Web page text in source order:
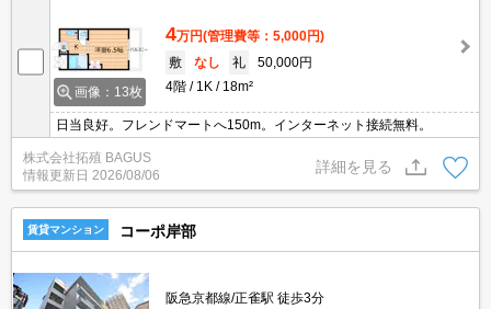
画像：13枚
4万円(管理費等：5,000円)
敷
なし 礼
50,000円
4階
1K 18m²
日当良好。フレンドマートへ150m。インターネット接続無料。
株式会社拓殖 BAGUS
情報更新日 2026/08/06
詳細を見る
賃貸マンション コーポ岸部
阪急京都線/正雀駅 徒歩3分